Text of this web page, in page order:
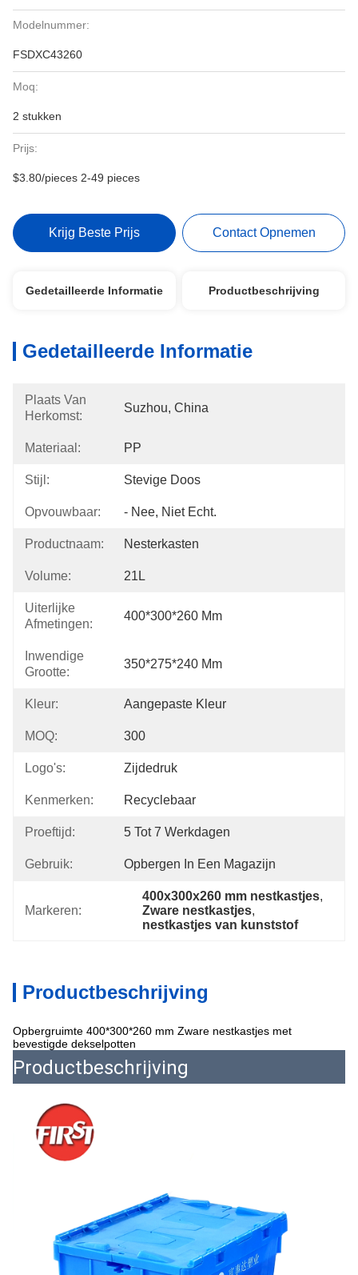
Modelnummer:
FSDXC43260
Moq:
2 stukken
Prijs:
$3.80/pieces 2-49 pieces
Krijg Beste Prijs Contact Opnemen
Gedetailleerde Informatie Productbeschrijving
Gedetailleerde Informatie
Plaats Van
Herkomst:
Suzhou, China
Materiaal: PP
Stijl: Stevige Doos
Opvouwbaar: - Nee, Niet Echt.
Productnaam: Nesterkasten
Volume: 21L
Uiterlijke
Afmetingen:
400*300*260 Mm
Inwendige
Grootte:
350*275*240 Mm
Kleur: Aangepaste Kleur
MOQ: 300
Logo's: Zijdedruk
Kenmerken: Recyclebaar
Proeftijd: 5 Tot 7 Werkdagen
Gebruik: Opbergen In Een Magazijn
Markeren:
400x300x260 mm nestkastjes,
Zware nestkastjes,
nestkastjes van kunststof
Productbeschrijving
Opbergruimte 400*300*260 mm Zware nestkastjes met
bevestigde dekselpotten
Productbeschrijving